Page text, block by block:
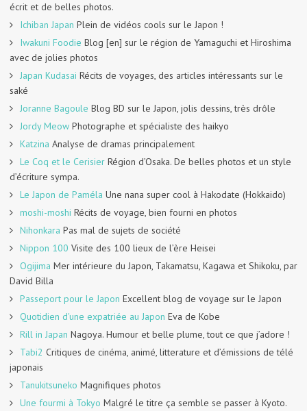
écrit et de belles photos.
Ichiban Japan Plein de vidéos cools sur le Japon !
Iwakuni Foodie Blog [en] sur le région de Yamaguchi et Hiroshima
avec de jolies photos
Japan Kudasai Récits de voyages, des articles intéressants sur le
saké
Joranne Bagoule Blog BD sur le Japon, jolis dessins, très drôle
Jordy Meow Photographe et spécialiste des haikyo
Katzina Analyse de dramas principalement
Le Coq et le Cerisier Région d’Osaka. De belles photos et un style
d’écriture sympa.
Le Japon de Paméla Une nana super cool à Hakodate (Hokkaido)
moshi-moshi Récits de voyage, bien fourni en photos
Nihonkara Pas mal de sujets de société
Nippon 100 Visite des 100 lieux de l’ère Heisei
Ogijima Mer intérieure du Japon, Takamatsu, Kagawa et Shikoku, par
David Billa
Passeport pour le Japon Excellent blog de voyage sur le Japon
Quotidien d'une expatriée au Japon Eva de Kobe
Rill in Japan Nagoya. Humour et belle plume, tout ce que j’adore !
Tabi2 Critiques de cinéma, animé, litterature et d’émissions de télé
japonais
Tanukitsuneko Magnifiques photos
Une fourmi à Tokyo Malgré le titre ça semble se passer à Kyoto.